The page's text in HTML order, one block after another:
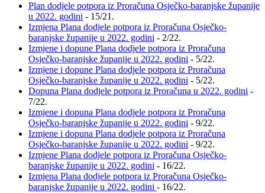
Plan dodjele potpora iz Proračuna Osječko-baranjske županije
u 2022. godini - 15/21.
Izmjena Plana dodjele potpora iz Proračuna Osječko-
baranjske županije u 2022. godini - 2/22.
Izmjene i dopune Plana dodjele potpora iz Proračuna
Osječko-baranjske županije u 2022. godini - 5/22.
Izmjene i dopune Plana dodjele potpora iz Proračuna
Osječko-baranjske županije u 2022. godini - 5/22.
Dopuna Plana dodjele potpora iz Proračuna u 2022. godini -
7/22.
Izmjene i dopuna Plana dodjele potpora iz Proračuna
Osječko-baranjske županije u 2022. godini - 9/22.
Izmjene i dopuna Plana dodjele potpora iz Proračuna
Osječko-baranjske županije u 2022. godini - 9/22.
Izmjene Plana dodjele potpora iz Proračuna Osječko-
baranjske županije u 2022. godini - 16/22.
Izmjena Plana dodjele potpora iz Proračuna Osječko-
baranjske županije u 2022. godini - 16/22.